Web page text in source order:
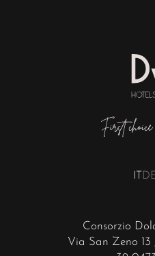
Consorzio
Via San Zeno 13